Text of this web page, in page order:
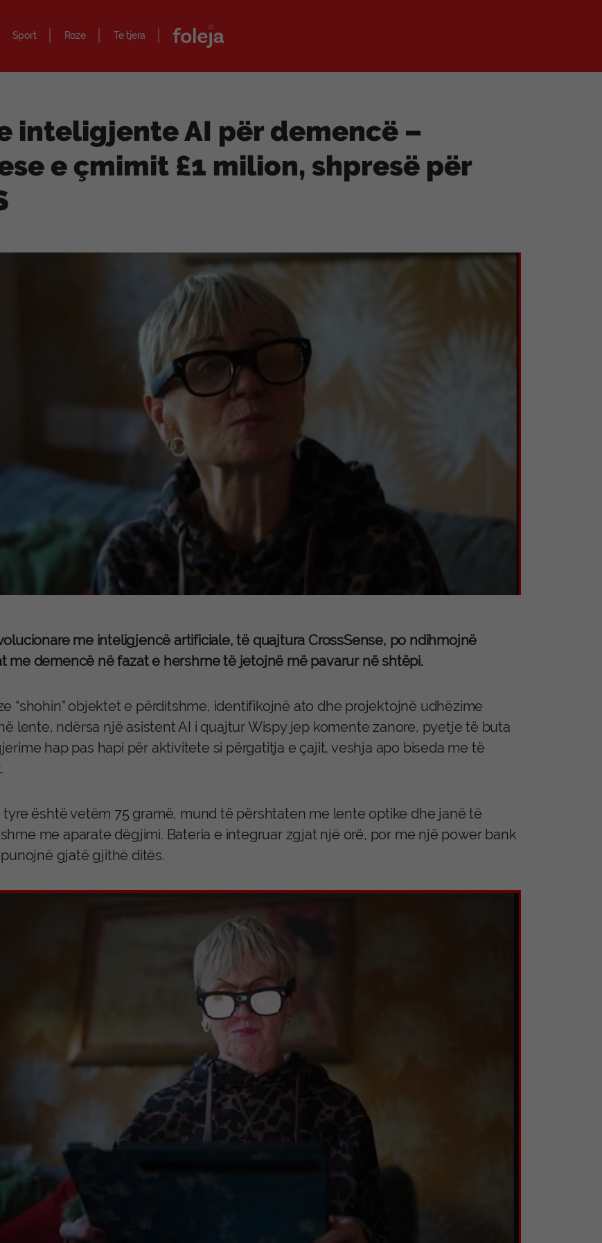
Sport Roze Te tjera
inteligjente AI për demencë –
e çmimit £1 milion, shpresë për
me inteligjencë artificiale, të quajtura CrossSense, po ndihmojnë
me demencë në fazat e hershme të jetojnë më pavarur në shtëpi.
“shohin” objektet e përditshme, identifikojnë ato dhe projektojnë udhëzime
lente, ndërsa një asistent AI i quajtur Wispy jep komente zanore, pyetje të buta
hap pas hapi për aktivitete si përgatitja e çajit, veshja apo biseda me të
tyre është vetëm 75 gramë, mund të përshtaten me lente optike dhe janë të
me aparate dëgjimi. Bateria e integruar zgjat një orë, por me një power bank
gjatë gjithë ditës.